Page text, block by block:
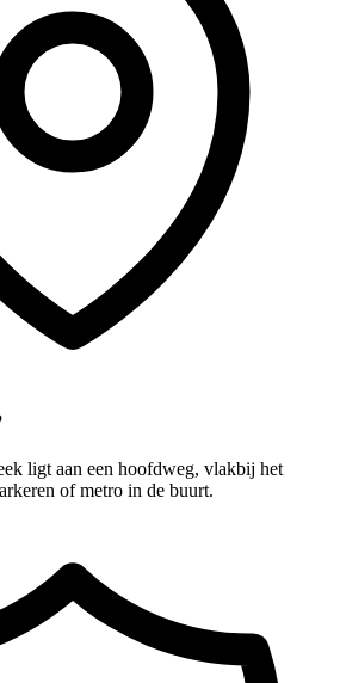
ligt aan een hoofdweg, vlakbij het
of metro in de buurt.